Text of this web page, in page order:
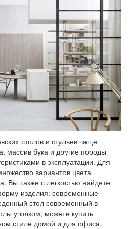
столов и стульев чаще
массив бука и другие породы
в эксплуатации. Для
вариантов цвета
Вы также с легкостью найдете
изделия: современные
стол современный в
уголком, можете купить
стиле домой и для офиса.